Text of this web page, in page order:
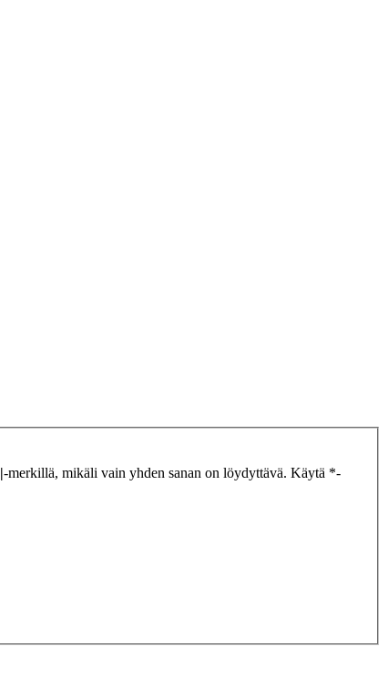
|-merkillä, mikäli vain yhden sanan on löydyttävä. Käytä *-